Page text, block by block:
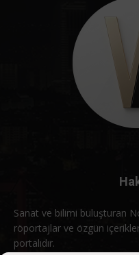
Sanat ve bilimi buluşturan
röportajlar ve özgün
portalıdır.